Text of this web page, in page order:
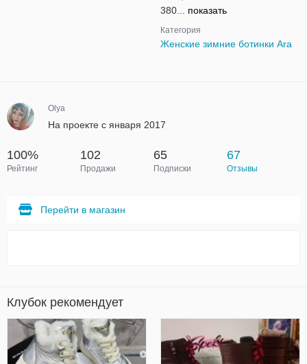
380... показать
Категория
Женские зимние ботинки Ara
Olya
На проекте с января 2017
100%
Рейтинг
102
Продажи
65
Подписки
67
Отзывы
Перейти в магазин
Клубок рекомендует